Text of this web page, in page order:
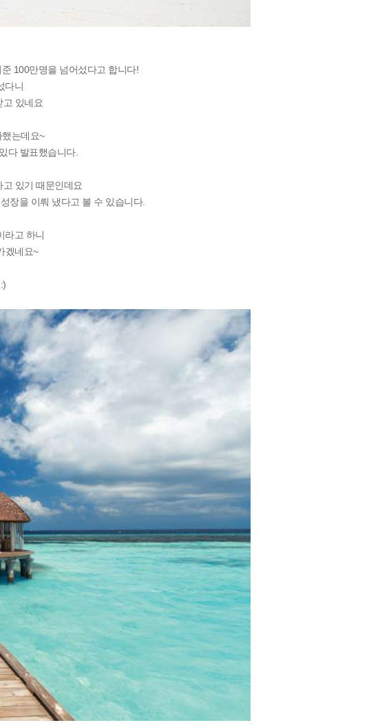
100만명을 넘어섰다고 합니다!
다니
고 있네요
는데요~
다 발표했습니다.
있기 때문인데요
장을 이뤄 냈다고 볼 수 있습니다.
라고 하니
겠네요~